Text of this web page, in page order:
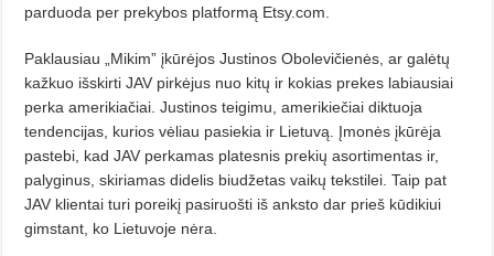
parduoda per prekybos platformą Etsy.com.
Paklausiau „Mikim” įkūrėjos Justinos Obolevičienės, ar galėtų
kažkuo išskirti JAV pirkėjus nuo kitų ir kokias prekes labiausiai
perka amerikiačiai. Justinos teigimu, amerikiečiai diktuoja
tendencijas, kurios vėliau pasiekia ir Lietuvą. Įmonės įkūrėja
pastebi, kad JAV perkamas platesnis prekių asortimentas ir,
palyginus, skiriamas didelis biudžetas vaikų tekstilei. Taip pat
JAV klientai turi poreikį pasiruošti iš anksto dar prieš kūdikiui
gimstant, ko Lietuvoje nėra.